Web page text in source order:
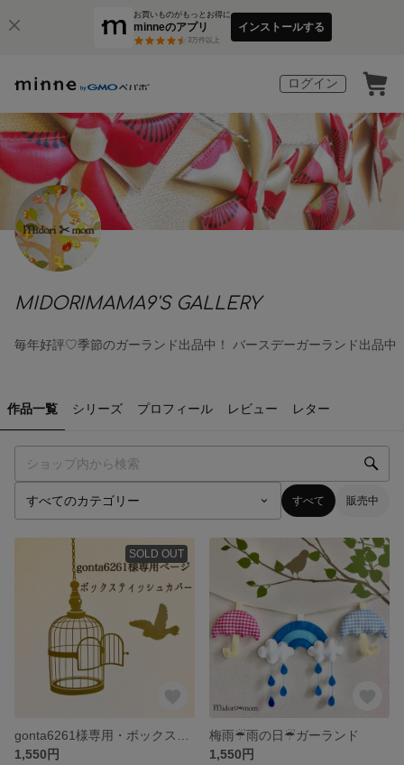
お買いものがもっとお得に
minneのアプリ
3万件以上
インストールする
ログイン
MIDORIMAMA9'S GALLERY
毎年好評♡季節のガーランド出品中！ バースデーガーランド出品中
作品一覧 シリーズ プロフィール レビュー レター
すべて 販売中
SOLD OUT
1,550円
梅雨☔︎雨の日☔︎ガーランド
1,550円